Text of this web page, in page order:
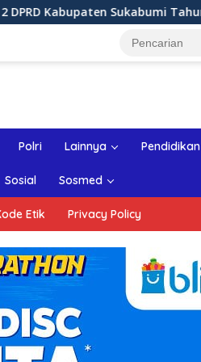
Tahun Sidang 2026
Polri Lainnya Pendidikan
Sosial Sosmed
Etik Privacy Policy